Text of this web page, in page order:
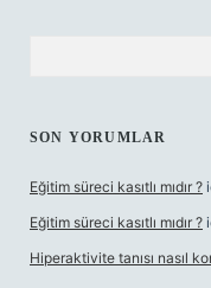
SON YORUMLAR
Eğitim süreci kasıtlı mıdır ?
Eğitim süreci kasıtlı mıdır ?
Hiperaktivite tanısı nasıl